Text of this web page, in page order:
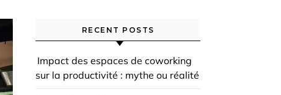
RECENT POSTS
Impact des espaces de coworking
sur la productivité : mythe ou réalité